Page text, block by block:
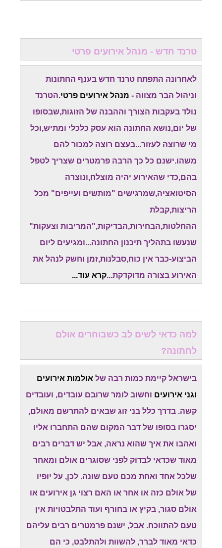
טרנד חדש - מנהל אירועים פרטי
לאחרונה התפתח טרנד חדש בענף החתונות
וניהול הבר מצווה - מנהל אירועים פרטי.הטרנד
נולד בעקבות הצורך וההבנה של הזוגות,שבסופו
של יום,נושא החתונה הוא עסק כלכלי ומתיש,וכל
מי שרוצה לעזור...בעצם רוצה למכור להם
משהו.ישנם כל כך הרבה פרמטרים שצריך לטפל
בהם,כדי שהאירוע יהיה מוצלח,ונוצרה
הסיטואציה,שמרגישים "מותשים ועייפים" מכל
הריצות,קבלת
ההחלטות,הבחירות,הבדיקות,"המריבות וצעקות"
שנעשו בתהליך תיכנון החתונה...ומגיעים ליום
הביצוע-כבר אין כוח,סבלנות,זמן וחשק לנהל את
האירוע בצורה מדוקדקת...קרא עוד...
למה כדאי לשים לב כשבוחרים אולם
לחתונה?
בישראל קיימת כמות רבה של אולמות אירועים
וגני אירועים וחשוב לומר שרובם עובדים, ועובדים
קשה. בדרך כלל בני זוג שבאים להתרשם מאולם,
יסגרו בסופו של דבר המקום שהם התחברו אליו
ואהבו את איך שהוא נראה, אבל יש דברים רבים
מאוד שכדאי לבדוק לפני שסוגרים אולם ומאחר
שלכל אחד ואחת מכם טעם שונה. לכן, על יופיו
של אולם כזה או אחר או האם רצוי גן אירועים או
אולם סגור, בקיץ או בחורף ועוד התלבטויות אין
טעם להתווכח. אבל, ישנם פרמטרים רבים עליהם
כדאי מאוד לברר, להשוות ולהתלבט, כי הם